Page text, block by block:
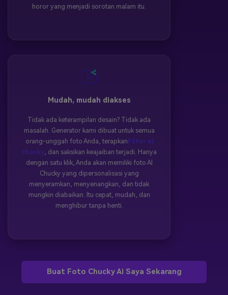
horor yang menjadi sorotan malam itu.
Mudah, mudah diakses
Tidak ada keterampilan desain? Tidak ada
masalah. Generator kami dibuat untuk semua
orang-unggah foto Anda, terapkan Filter ai
chucky , dan saksikan keajaiban terjadi. Hanya
dengan satu klik, Anda akan memiliki foto AI
Chucky yang dipersonalisasi yang
menyeramkan, menyenangkan, dan tidak
mungkin diabaikan. Itu cepat, mudah, dan
menghibur tanpa henti.
Buat Foto Chucky Ai Saya Sekarang